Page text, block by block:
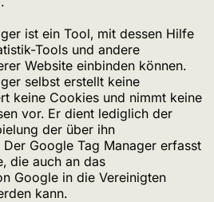
ist ein Tool, mit dessen Hilfe
Tools und andere
Website einbinden können.
selbst erstellt keine
keine Cookies und nimmt keine
vor. Er dient lediglich der
der über ihn
Google Tag Manager erfasst
die auch an das
Google in die Vereinigten
kann.